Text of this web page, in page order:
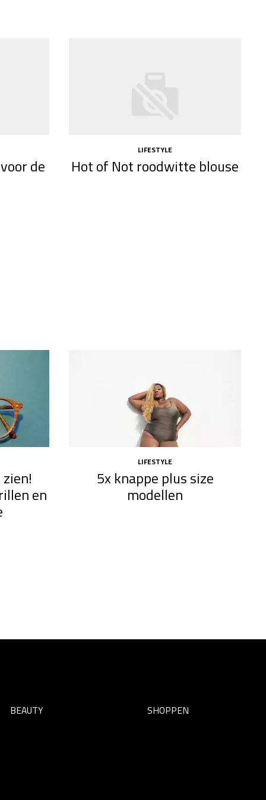
de
LIFESTYLE
Hot of Not roodwitte blouse
en
LIFESTYLE
5x knappe plus size
modellen​
BEAUTY SHOPPEN